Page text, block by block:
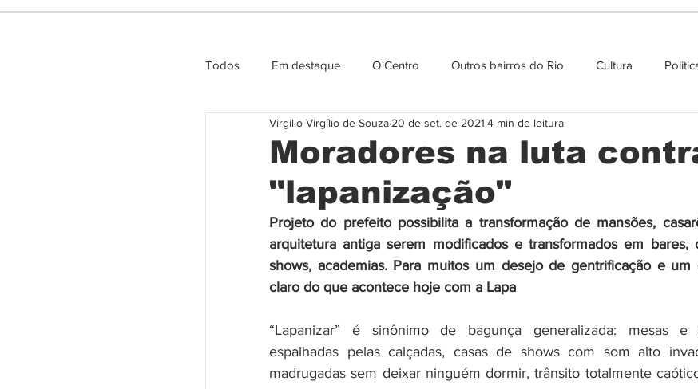
Todos Em destaque O Centro Outros bairros do Rio Cultura
Entrevista e Opiniao Agenda cultural
Moradores na luta
"lapanização"
Virgilio Virgílio de Souza 20 de set. de 2021 4 min de leitura
Projeto do prefeito possibilita a transformação de mansões,
arquitetura antiga serem modificados e transformados em bares,
shows, academias. Para muitos um desejo de gentrificação e um
claro do que acontece hoje com a Lapa
“Lapanizar” é sinônimo de bagunça generalizada: mesas e
espalhadas pelas calçadas, casas de shows com som alto
madrugadas sem deixar ninguém dormir, trânsito totalmente